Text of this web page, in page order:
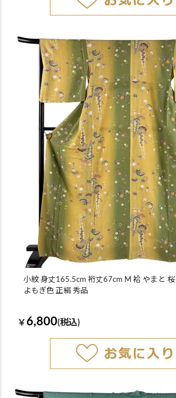
小紋 身丈165.5cm 裄丈67cm M 袷 やまと 桜
よもぎ色 正絹 秀品
￥ 6,800(税込)